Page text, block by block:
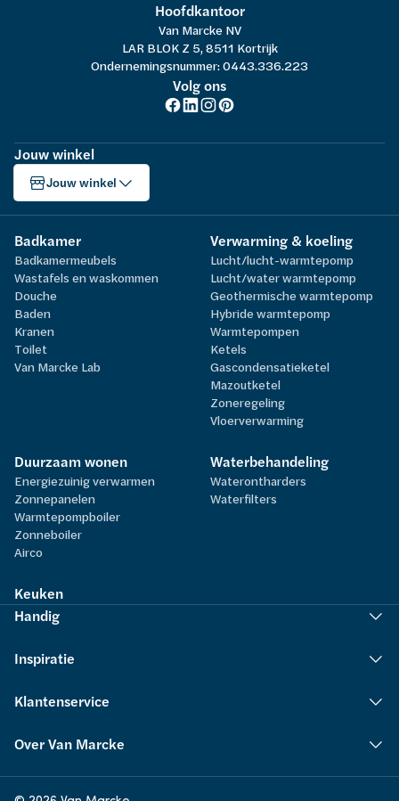
Hoofdkantoor
Van Marcke NV
LAR BLOK Z 5, 8511 Kortrijk
Ondernemingsnummer: 0443.336.223
Volg ons
Jouw winkel
Jouw winkel
Badkamer
Badkamermeubels
Wastafels en waskommen
Douche
Baden
Kranen
Toilet
Van Marcke Lab
Verwarming & koeling
Lucht/lucht-warmtepomp
Lucht/water warmtepomp
Geothermische warmtepomp
Hybride warmtepomp
Warmtepompen
Ketels
Gascondensatieketel
Mazoutketel
Zoneregeling
Vloerverwarming
Duurzaam wonen
Energiezuinig verwarmen
Zonnepanelen
Warmtepompboiler
Zonneboiler
Airco
Waterbehandeling
Waterontharders
Waterfilters
Keuken
Handig
Inspiratie
Klantenservice
Over Van Marcke